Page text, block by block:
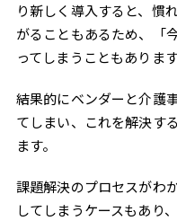
り新しく導入すると、慣
がることもあるため、「
ってしまうこともあります
結果的にベンダーと介護
てしまい、これを解決す
ます。
課題解決のプロセスがわ
してしまうケースもあり